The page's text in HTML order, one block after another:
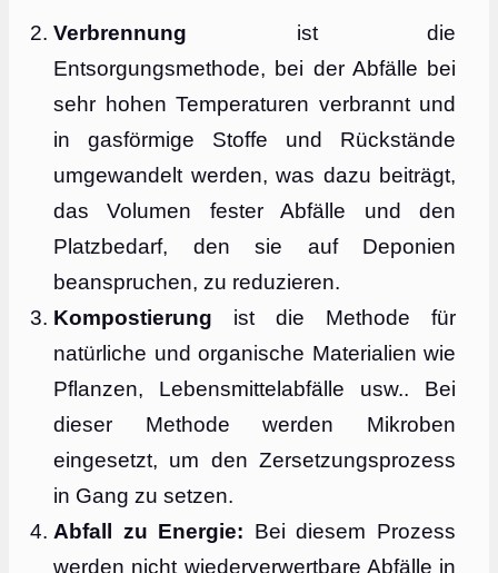
Verbrennung ist die
Entsorgungsmethode, bei der Abfälle bei
sehr hohen Temperaturen verbrannt und
in gasförmige Stoffe und Rückstände
umgewandelt werden, was dazu beiträgt,
das Volumen fester Abfälle und den
Platzbedarf, den sie auf Deponien
beanspruchen, zu reduzieren.
Kompostierung ist die Methode für
natürliche und organische Materialien wie
Pflanzen, Lebensmittelabfälle usw.. Bei
dieser Methode werden Mikroben
eingesetzt, um den Zersetzungsprozess
in Gang zu setzen.
Abfall zu Energie: Bei diesem Prozess
werden nicht wiederverwertbare Abfälle in